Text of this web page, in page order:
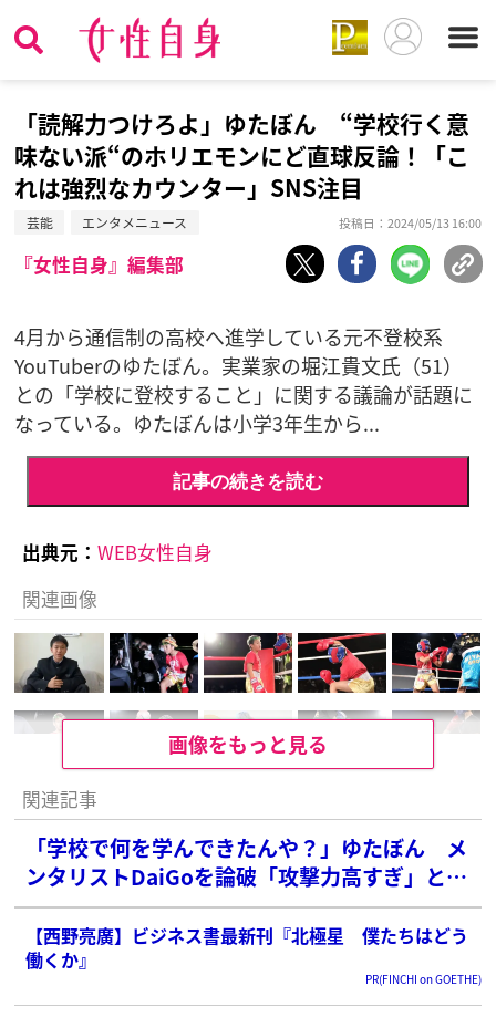
「読解力つけろよ」ゆたぼん “学校行く意
味ない派“のホリエモンにど直球反論！「こ
れは強烈なカウンター」SNS注目
芸能 エンタメニュース 投稿日：2024/05/13 16:00
『女性自身』編集部
4月から通信制の高校へ進学している元不登校系
YouTuberのゆたぼん。実業家の堀江貴文氏（51）
との「学校に登校すること」に関する議論が話題に
なっている。ゆたぼんは小学3年生から...
記事の続きを読む
出典元： WEB女性自身
関連画像
画像をもっと見る
関連記事
「学校で何を学んできたんや？」ゆたぼん メ
ンタリストDaiGoを論破「攻撃力高すぎ」とネ
ット衝撃
【西野亮廣】ビジネス書最新刊『北極星 僕たちはどう
働くか』
PR(FINCHI on GOETHE)